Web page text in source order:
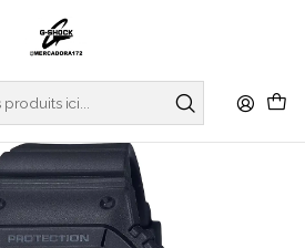
BABY-G